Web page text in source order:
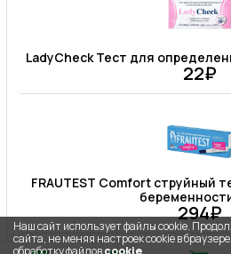
LadyCheck Тест для
22₽
FRAUTEST Comfort струйный
294₽
Наш сайт использует файлы cookie.
сайта, не меняя настроек cookie в
обработку файловcookie